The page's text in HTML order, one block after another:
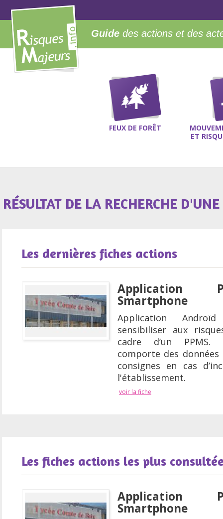
Guide des actions et des
FEUX DE FORÊT
ET
RÉSULTAT DE LA RECHERCHE
Les dernières fiches actions
Application
Smartphone
Application
sensibiliser aux
cadre d’un PPMS.
comporte des
consignes en cas
l'établissement.
voir la fiche
Les fiches actions les plus
Application
Smartphone